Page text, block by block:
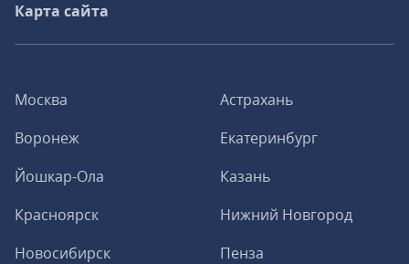
Москва
Астрахань
Воронеж
Екатеринбург
Йошкар-Ола
Казань
Красноярск
Нижний Новгород
Новосибирск
Пенза
Карта сайта